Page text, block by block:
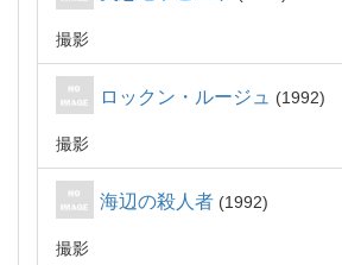
撮影
ロックン・ルージュ 1992
撮影
海辺の殺人者 1992
撮影